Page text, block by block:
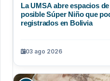
La UMSA abre espacios
posible Súper Niño que
registrados en Bolivia
03 ago 2026